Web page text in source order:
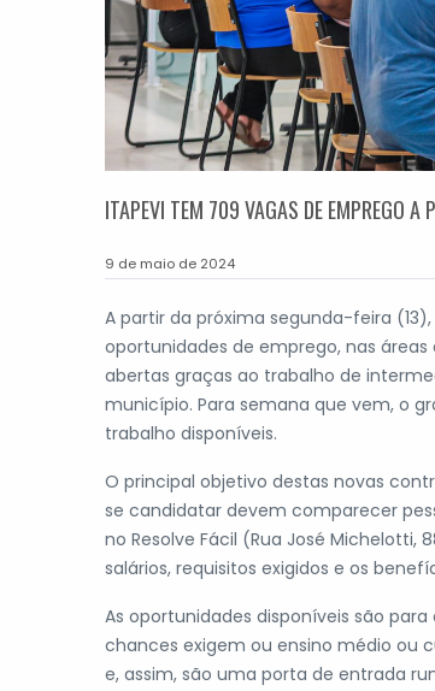
ITAPEVI TEM 709 VAGAS DE EMPREGO A
9 de maio de 2024
A partir da próxima segunda-feira
oportunidades de emprego, nas
abertas graças ao trabalho de
município. Para semana que vem, o
trabalho disponíveis.
O principal objetivo destas novas
se candidatar devem comparecer
no Resolve Fácil (Rua José
salários, requisitos exigidos e os
As oportunidades disponíveis são
chances exigem ou ensino médio ou
e, assim, são uma porta de entrada